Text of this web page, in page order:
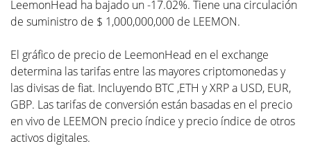
LeemonHead ha bajado un -17.02%. Tiene una circulación
de suministro de $ 1,000,000,000 de LEEMON.
El gráfico de precio de LeemonHead en el exchange
determina las tarifas entre las mayores criptomonedas y
las divisas de fiat. Incluyendo BTC ,ETH y XRP a USD, EUR,
GBP. Las tarifas de conversión están basadas en el precio
en vivo de LEEMON precio índice y precio índice de otros
activos digitales.